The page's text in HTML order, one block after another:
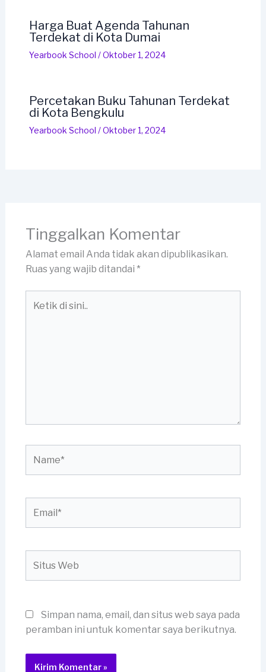
Harga Buat Agenda Tahunan
Terdekat di Kota Dumai
Yearbook School /Oktober 1, 2024
Percetakan Buku Tahunan Terdekat
di Kota Bengkulu
Yearbook School /Oktober 1, 2024
Tinggalkan Komentar
Alamat email Anda tidak akan dipublikasikan.
Ruas yang wajib ditandai *
Web
Simpan nama, email, dan situs web saya pada
peramban ini untuk komentar saya berikutnya.